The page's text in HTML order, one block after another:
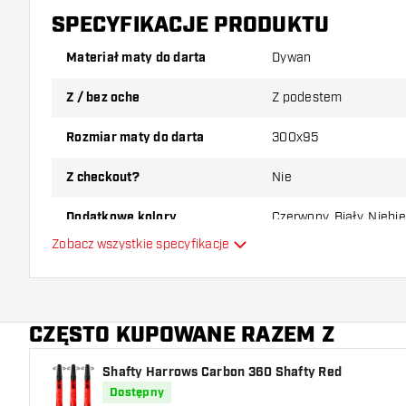
SPECYFIKACJE PRODUKTU
Materiał maty do darta Dywan
Z / bez oche Z podestem
Rozmiar maty do darta 300x95
Z checkout? Nie
Dodatkowe kolory Czerwony, Biały,
Zobacz wszystkie specyfikacje
CZĘSTO KUPOWANE RAZEM Z
Shafty Harrows Carbon 360 Shafty Red
Dostępny